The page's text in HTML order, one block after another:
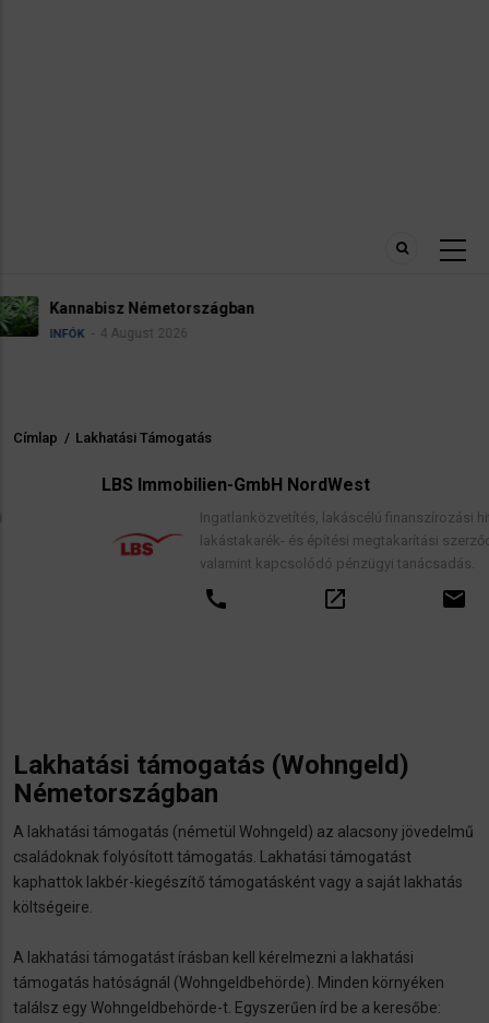
Névadási szabályok Németországban
INFÓK
Morzsa
Címlap / Lakhatási Támogatás
LBS Immobilien-GmbH NordWest
Ingatlanközvetítés, lakáscélú finanszírozási hitelek,
lakástakarék- és építési megtakarítási szerződések,
valamint kapcsolódó pénzügyi tanácsadás.
Lakhatási támogatás (Wohngeld)
Németországban
A lakhatási támogatás (németül Wohngeld) az alacsony jövedelmű
családoknak folyósított támogatás. Lakhatási támogatást
kaphattok lakbér-kiegészítő támogatásként vagy a saját lakhatás
költségeire.
A lakhatási támogatást írásban kell kérelmezni a lakhatási
támogatás hatóságnál (Wohngeldbehörde). Minden környéken
találsz egy Wohngeldbehörde-t. Egyszerűen írd be a keresőbe: